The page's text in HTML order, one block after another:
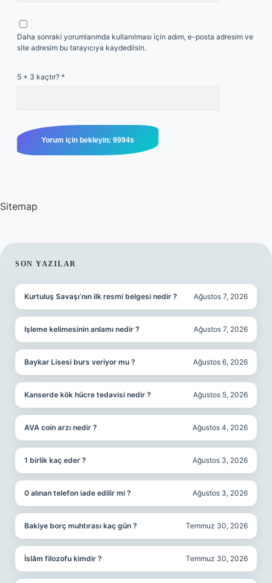
Daha sonraki yorumlarımda kullanılması için adım, e-posta adresim ve
site adresim bu tarayıcıya kaydedilsin.
5 + 3 kaçtır? *
Sitemap
SIDEBAR
SON YAZILAR
Kurtuluş Savaşı’nın ilk resmi belgesi nedir ? Ağustos 7, 2026
Işleme kelimesinin anlamı nedir ? Ağustos 7, 2026
Baykar Lisesi burs veriyor mu ? Ağustos 6, 2026
Kanserde kök hücre tedavisi nedir ? Ağustos 5, 2026
AVA coin arzı nedir ? Ağustos 4, 2026
1 birlik kaç eder ? Ağustos 3, 2026
0 alınan telefon iade edilir mi ? Ağustos 3, 2026
Bakiye borç muhtırası kaç gün ? Temmuz 30, 2026
İslâm filozofu kimdir ? Temmuz 30, 2026